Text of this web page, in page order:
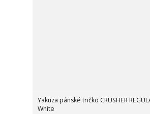
Yakuza pánské tričko CRUSHER
White